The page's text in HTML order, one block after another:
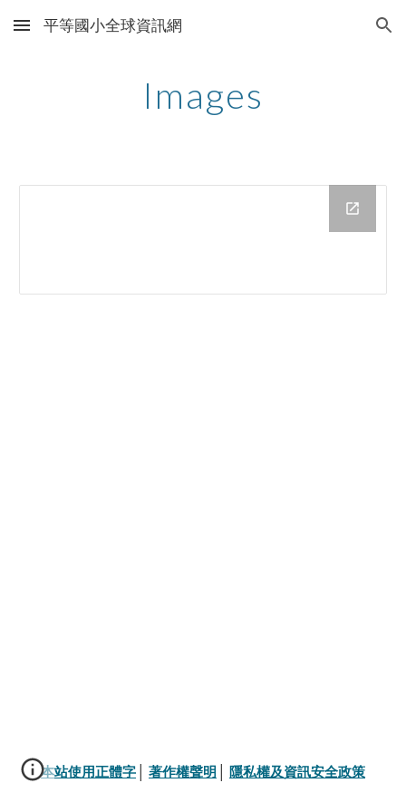
Skip to main content Skip to navigation
平等國小全球資訊網
Images
本站使用正體字 著作權聲明 隱私權及資訊安全政策